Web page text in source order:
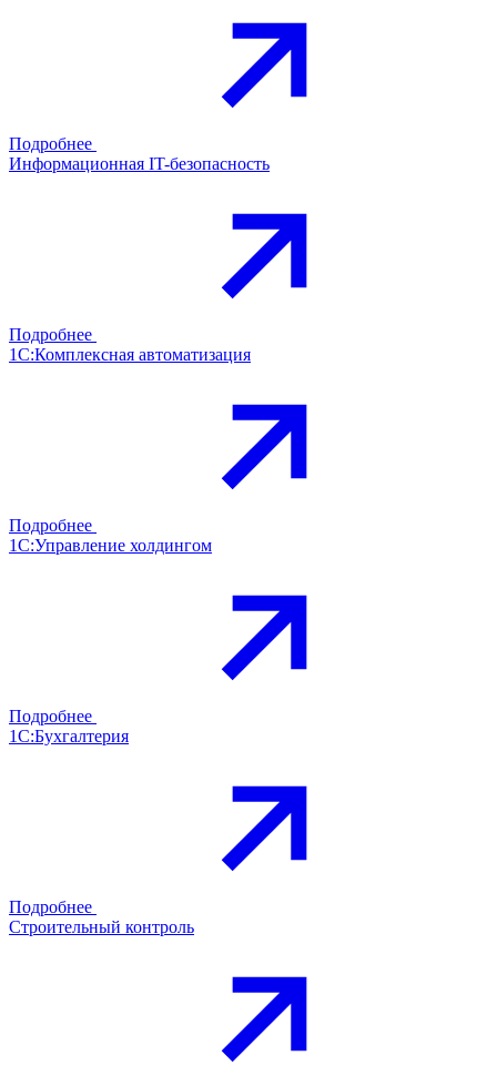
Подробнее
Информационная IT-безопасность
Подробнее
1С:Комплексная автоматизация
Подробнее
1С:Управление холдингом
Подробнее
1С:Бухгалтерия
Подробнее
Строительный контроль